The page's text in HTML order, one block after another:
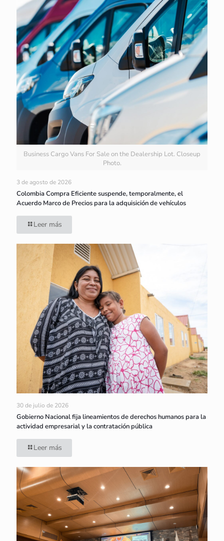
Business Cargo Vans For Sale on the Dealership Lot. Closeup
Photo.
3 de agosto de 2026
Colombia Compra Eficiente suspende, temporalmente, el
Acuerdo Marco de Precios para la adquisición de vehículos
Leer más
30 de julio de 2026
Gobierno Nacional fija lineamientos de derechos humanos para la
actividad empresarial y la contratación pública
Leer más